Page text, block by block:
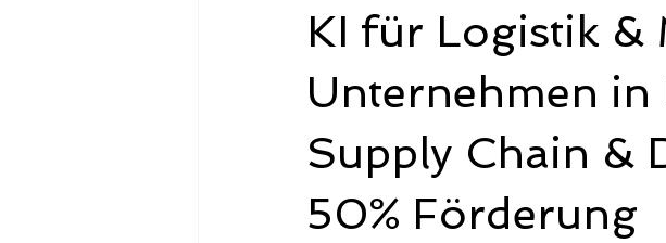
KI für Logistik &
Unternehmen
Supply Chain &
50% Förderung